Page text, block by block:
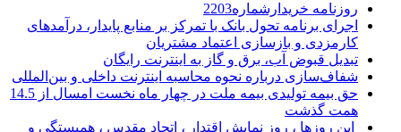
روزنامه خریدارشماره2203
اجرای برنامه تحول بانک با تمرکز بر منابع پایدار، درآمدهای
کارمزدی و بازسازی اعتماد مشتریان
تبدیل قبوض آب، برق و گاز به اینترنت رایگان
شفاف‌سازی درباره نحوه محاسبه اینترنت داخلی و بین‌المللی
حق بیمه تولیدی بیمه ملت در چهار ماه نخست امسال از 14.5
همت گذشت
این روزها ، روز نمایش اقتدار ، اتحاد مقدس ، همبستگی و